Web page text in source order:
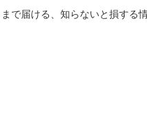
で届ける、知らないと損する